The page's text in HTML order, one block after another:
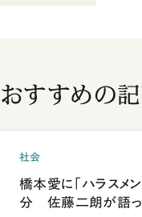
おすすめの
社会
橋本愛に「ハラスメ
分 佐藤二朗が語っ